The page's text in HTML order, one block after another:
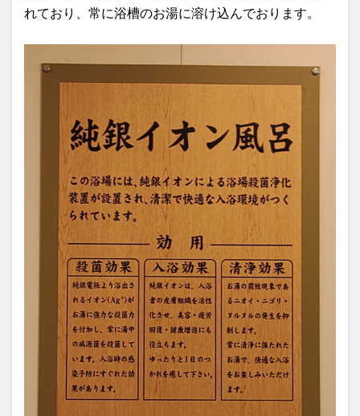
れており、常に浴槽のお湯に溶け込んでおります。